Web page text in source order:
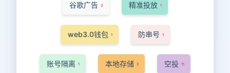
谷歌广告 3 精准投放 1
web3.0钱包 1 防串号 1
账号隔离 1 本地存储 2 空投 11